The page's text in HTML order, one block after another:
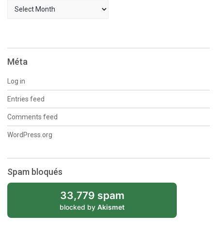
Méta
Log in
Entries feed
Comments feed
WordPress.org
Spam bloqués
33,779 spam
blocked by Akismet